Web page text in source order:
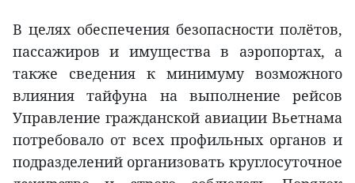
В целях обеспечения безопасности полётов,
пассажиров и имущества в аэропортах, а
также сведения к минимуму возможного
влияния тайфуна на выполнение рейсов
Управление гражданской авиации Вьетнама
потребовало от всех профильных органов и
подразделений организовать круглосуточное